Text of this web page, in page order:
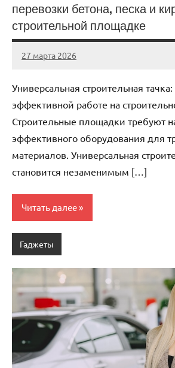
перевозки бетона, песка и
строительной площадке
27 марта 2026
Avtor
Нет
Универсальная строительная
эффективной работе на
Строительные площадки требуют
эффективного оборудования для
материалов. Универсальная
становится незаменимым […]
Читать далее
Гаджеты